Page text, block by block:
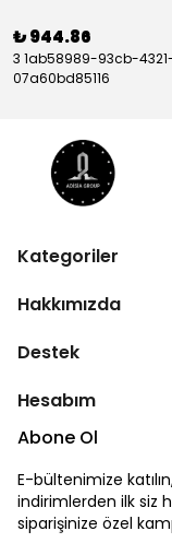
₺ 944.86
3 1ab58989-93cb-
07a60bd85116
Kategoriler
Hakkımızda
Destek
Hesabım
Abone Ol
E-bültenimize
indirimlerden ilk siz
siparişinize özel